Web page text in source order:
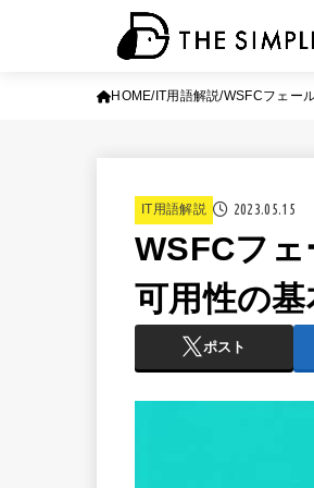
HOME IT用語解説 WSFCフェー
IT用語解説 2023.05.15
WSFCフ
可用性の
ポスト